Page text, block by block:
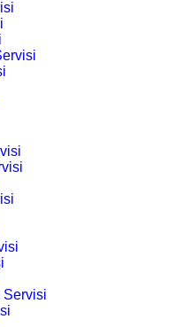
Servisi